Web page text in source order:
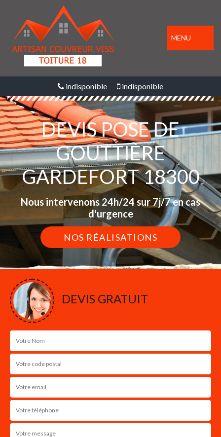
MENU
indisponible indisponible
DEVIS POSE DE
GOUTTIÈRE
GARDEFORT 18300
Nous intervenons 24h/24 sur 7j/7 en cas
d'urgence
NOS RÉALISATIONS
DEVIS GRATUIT